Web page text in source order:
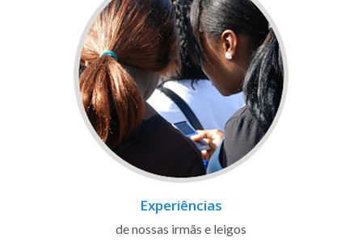
Experiências
de nossas irmãs e leigos